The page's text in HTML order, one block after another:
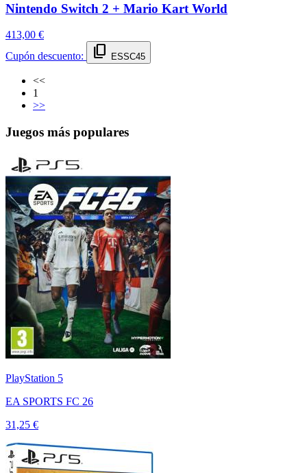
Nintendo Switch 2 + Mario Kart World
413,00 €
Cupón descuento:
content_copy ESSC45
<<
1
>>
Juegos más populares
PlayStation 5
EA SPORTS FC 26
31,25 €